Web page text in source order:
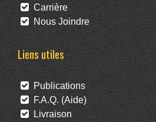
Carrière
Nous Joindre
Liens utiles
Publications
F.A.Q. (Aide)
Livraison